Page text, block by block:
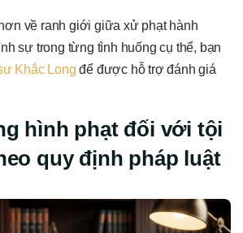
về ranh giới giữa xử phạt hành
sự trong từng tình huống cụ thể, bạn
Khắc Long để được hỗ trợ đánh giá
hình phạt đối với tội
quy định pháp luật